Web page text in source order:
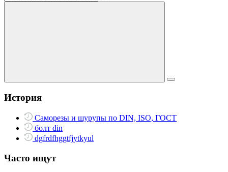
История
Саморезы и шурупы по DIN, ISO, ГОСТ
болт din
dgfrdfhggtfjytkyul
Часто ищут